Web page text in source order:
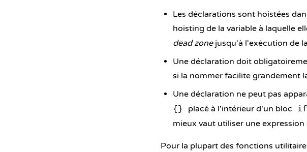
Les déclarations sont hoistées
hoisting de la variable à laquelle
dead zonejusqu'à l'exécution de
Une déclaration doit
si la nommer facilite grandement
Une déclaration ne peut pas
{}
placé à l'intérieur d'un bloc if
mieux vaut utiliser une expression
Pour la plupart des fonctions